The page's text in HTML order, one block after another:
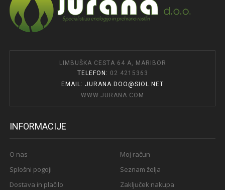
LIMBUŠKA CESTA 64 A, MARIBOR
TELEFON: 02 4215363
EMAIL: JURANA.DOO@SIOL.NET
WWW.JURANA.COM
INFORMACIJE
O nas
Splošni pogoji
Dostava in plačilo
Moj račun
Seznam želja
Zaključek nakupa